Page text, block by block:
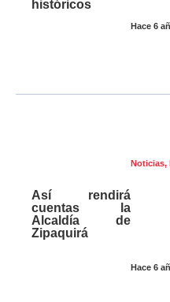
Hace 6
históricos
Noticias,
Hace 6
Así rendirá
cuentas la
Alcaldía de
Zipaquirá